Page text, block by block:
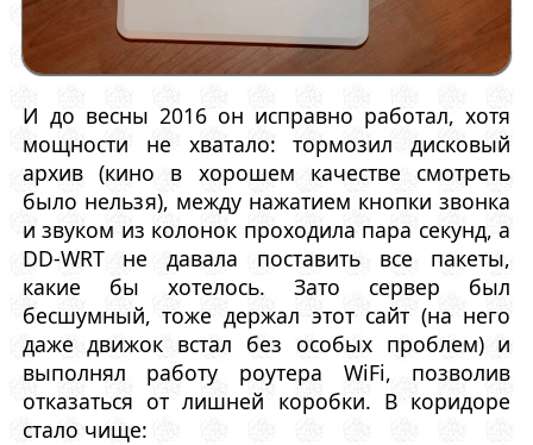
И до весны 2016 он исправно работал, хотя
мощности не хватало: тормозил дисковый
архив (кино в хорошем качестве смотреть
было нельзя), между нажатием кнопки звонка
и звуком из колонок проходила пара секунд, а
DD-WRT не давала поставить все пакеты,
какие бы хотелось. Зато сервер был
бесшумный, тоже держал этот сайт (на него
даже движок встал без особых проблем) и
выполнял работу роутера WiFi, позволив
отказаться от лишней коробки. В коридоре
стало чище: